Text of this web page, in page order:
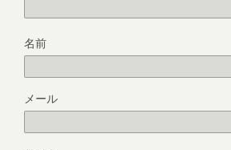
名前
メール